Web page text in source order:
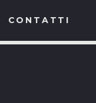
CONTATTI